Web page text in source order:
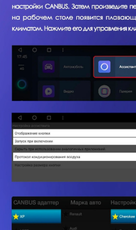
Политика
Все права защищены. Копирование информации
с сайта только с разрешения правообладателя
new features in your car
TEYES24
Новости
Доставка
Оплата
+7 (933) 323-94-45
FAQ
Реквизиты
Об устройствах
Каталог